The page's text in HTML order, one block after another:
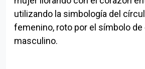
utilizando la simbología del
femenino, roto por el símbolo
masculino.